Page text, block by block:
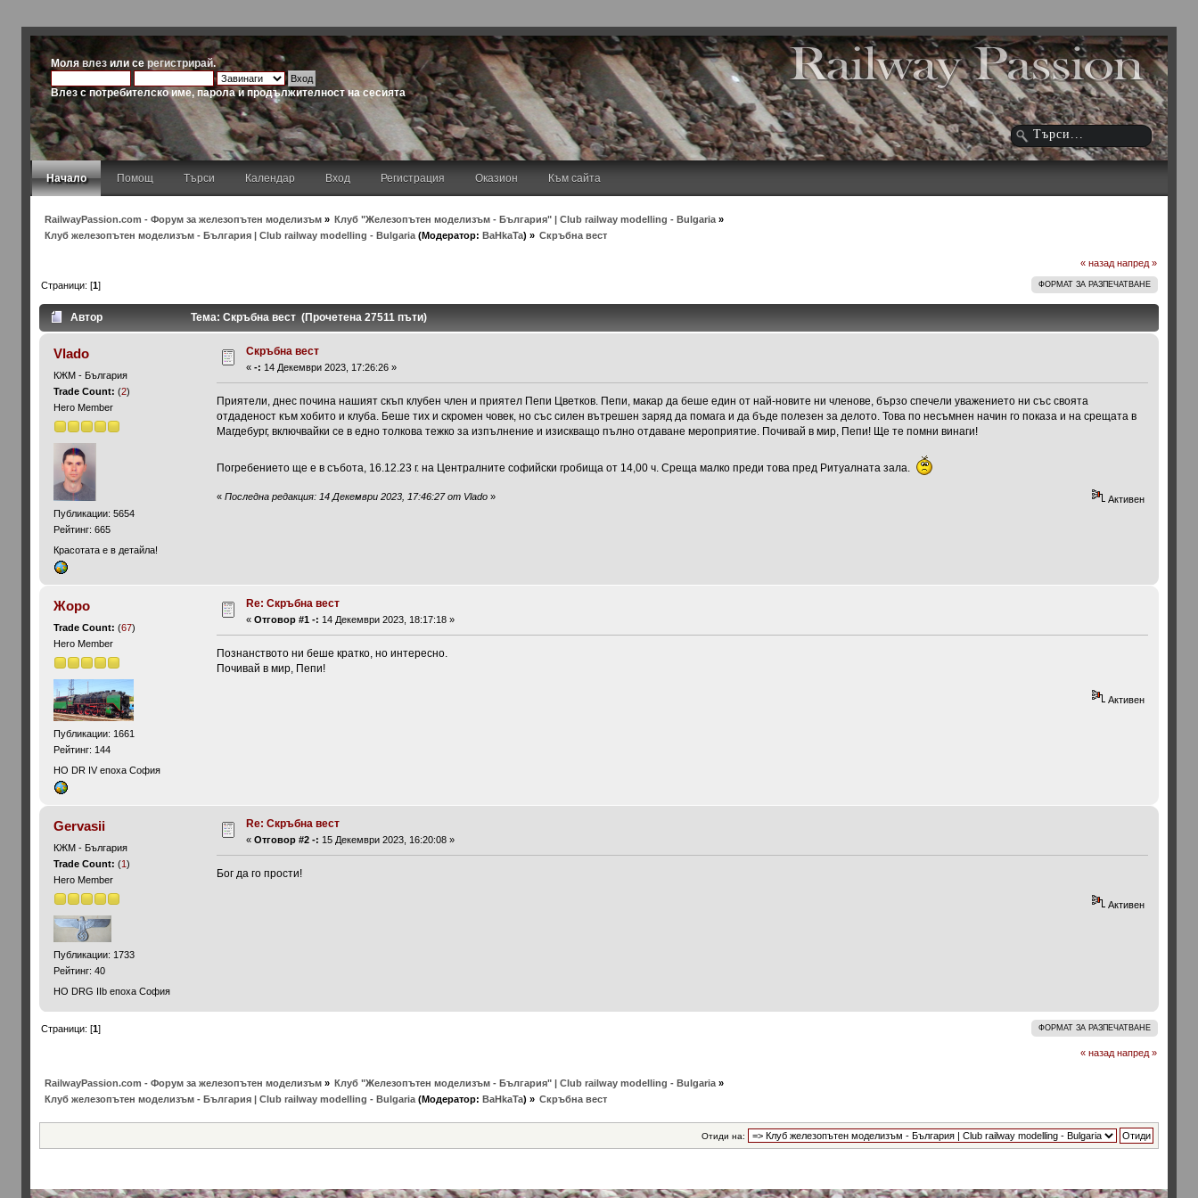
Молявлез или серегистрирай.
Влез с потребителско име, парола и продължителност на сесията
Начало Помощ Търси Календар Вход Регистрация Оказион Към сайта
RailwayPassion.com - Форум за железопътен моделизъм» Клуб "Железопътен моделизъм - България" | Club railway modelling - Bulgaria »
Клуб железопътен моделизъм - България | Club railway modelling - Bulgaria(Модератор: BaHkaTa) » Скръбна вест
« назад напред »
ФОРМАТ ЗА РАЗПЕЧАТВАНЕ
Страници: [1]
Автор Тема: Скръбна вест (Прочетена 27511 пъти)
Vlado
КЖМ - България
Trade Count: (2)
Hero Member
Публикации: 5654
Рейтинг: 665
Красотата е в детайла!
Скръбна вест
« -: 14 Декември 2023, 17:26:26 »
Приятели, днес почина нашият скъп клубен член и приятел Пепи Цветков. Пепи, макар да беше един от най-новите ни членове, бързо спечели уважението ни със своята
отдаденост към хобито и клуба. Беше тих и скромен човек, но със силен вътрешен заряд да помага и да бъде полезен за делото. Това по несъмнен начин го показа и на срещата в
Магдебург, включвайки се в едно толкова тежко за изпълнение и изискващо пълно отдаване мероприятие. Почивай в мир, Пепи! Ще те помни винаги!
Погребението ще е в събота, 16.12.23 г. на Централните софийски гробища от 14,00 ч. Среща малко преди това пред Ритуалната зала.
«Последна редакция: 14 Декември 2023, 17:46:27 от Vlado » Активен
Жоро
Trade Count: (67)
Hero Member
Публикации: 1661
Рейтинг: 144
HO DR IV епоха София
Re: Скръбна вест
« Отговор #1 -: 14 Декември 2023, 18:17:18 »
Познанството ни беше кратко, но интересно.
Почивай в мир, Пепи!
Активен
Gervasii
КЖМ - България
Trade Count: (1)
Hero Member
Публикации: 1733
Рейтинг: 40
НО DRG IIb епоха София
Re: Скръбна вест
« Отговор #2 -: 15 Декември 2023, 16:20:08 »
Бог да го прости!
Активен
ФОРМАТ ЗА РАЗПЕЧАТВАНЕ
Страници: [1]
« назад напред »
RailwayPassion.com - Форум за железопътен моделизъм» Клуб "Железопътен моделизъм - България" | Club railway modelling - Bulgaria »
Клуб железопътен моделизъм - България | Club railway modelling - Bulgaria(Модератор: BaHkaTa) » Скръбна вест
Отиди на: